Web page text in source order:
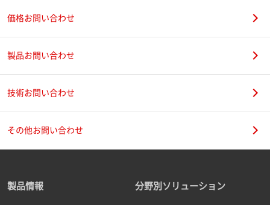
価格お問い合わせ
製品お問い合わせ
技術お問い合わせ
その他お問い合わせ
製品情報 分野別ソリューション